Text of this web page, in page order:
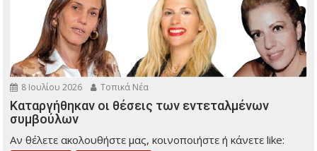
8 Ιουλίου 2026 Τοπικά Νέα
Καταργήθηκαν οι θέσεις των εντεταλμένων
συμβούλων
Αν θέλετε ακολουθήστε μας, κοινοποιήστε ή κάνετε like: